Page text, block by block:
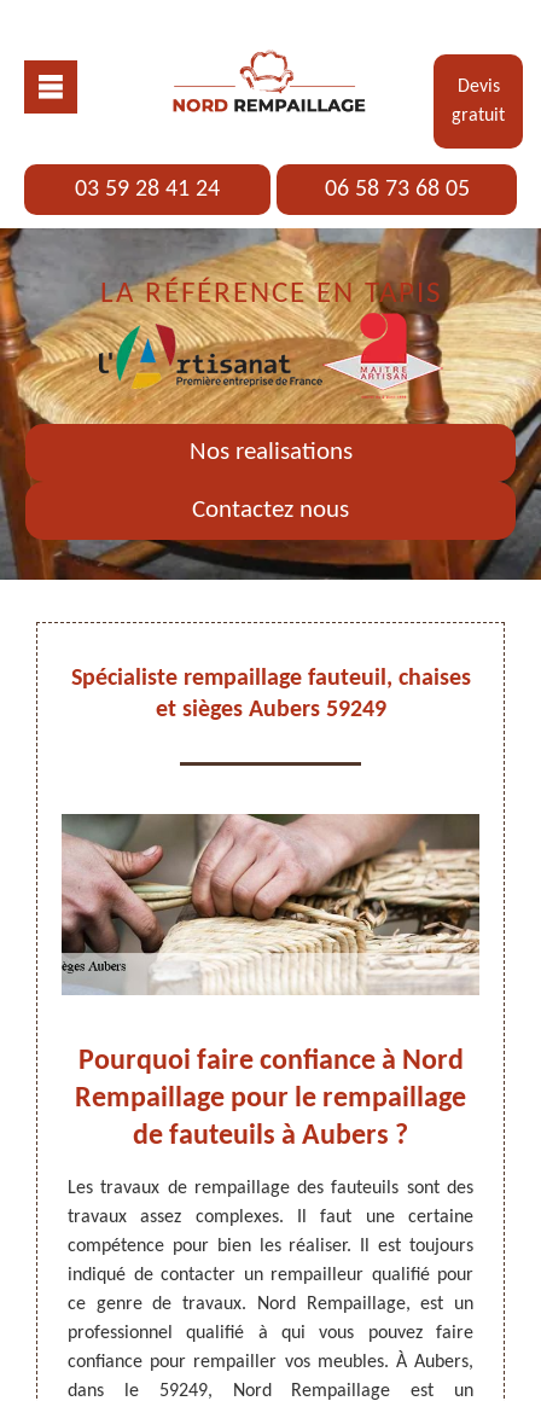
Devis
gratuit
03 59 28 41 24 06 58 73 68 05
LA RÉFÉRENCE EN TAPIS
Nos realisations
Contactez nous
ARTISAN DEZITTER , REMPAILLAGE -
CANNAGE - RECOLLAGE, 59 NORD
Spécialiste rempaillage fauteuil, chaises
et sièges Aubers 59249
être
de
Si
à
qui
a la
Pourquoi faire confiance à Nord
Rempaillage pour le rempaillage
de fauteuils à Aubers ?
Les travaux de rempaillage des fauteuils sont des
travaux assez complexes. Il faut une certaine
compétence pour bien les réaliser. Il est toujours
indiqué de contacter un rempailleur qualifié pour
ce genre de travaux. Nord Rempaillage, est un
professionnel qualifié à qui vous pouvez faire
confiance pour rempailler vos meubles. À Aubers,
dans le 59249, Nord Rempaillage est un
Avec
Un
à